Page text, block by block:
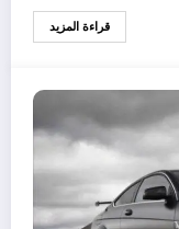
قراءة المزيد